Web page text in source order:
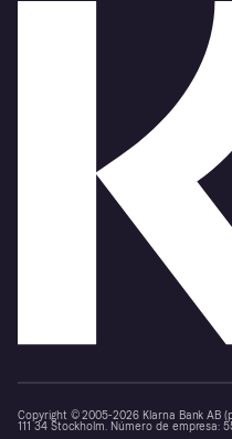
Copyright © 2005-2026 Klarna Bank AB
111 34 Stockholm. Número de empresa: